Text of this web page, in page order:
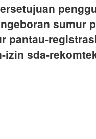
sumur
pantau-
sda-